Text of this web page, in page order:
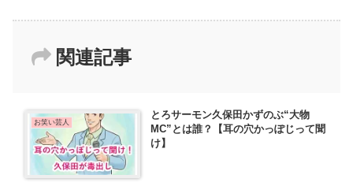
関連記事
お笑い芸人
とろサーモン久保田かずのぶ“大物
MC”とは誰？【耳の穴かっぽじって聞
け】